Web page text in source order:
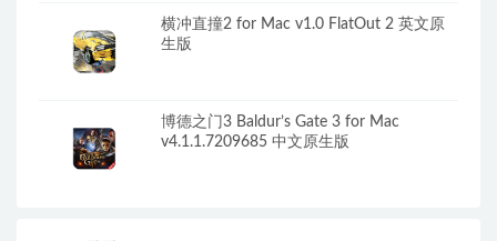
横冲直撞2 for Mac v1.0 FlatOut 2 英文原
生版
博德之门3 Baldur’s Gate 3 for Mac
v4.1.1.7209685 中文原生版